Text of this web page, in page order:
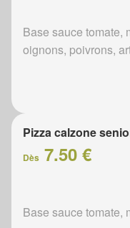
Base sauce tomate,
oignons, poivrons,
Pizza calzone
Dès 7.50 €
Base sauce tomate,